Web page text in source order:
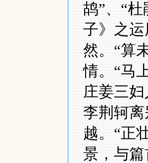
鸪”、 “杜
子》之
然。 “算
情。 “马
庄姜三
李荆轲
越。 “正
景，与